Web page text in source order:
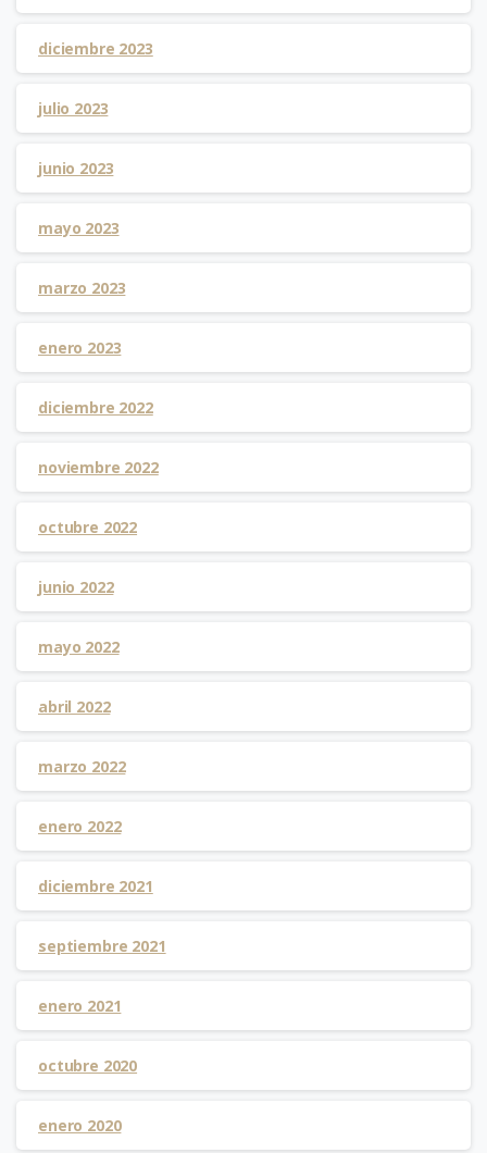
diciembre 2023
julio 2023
junio 2023
mayo 2023
marzo 2023
enero 2023
diciembre 2022
noviembre 2022
octubre 2022
junio 2022
mayo 2022
abril 2022
marzo 2022
enero 2022
diciembre 2021
septiembre 2021
enero 2021
octubre 2020
enero 2020